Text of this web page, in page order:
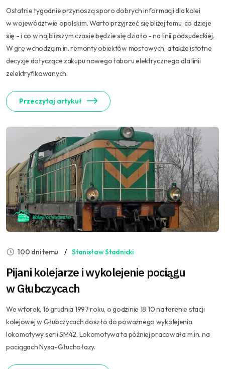
Ostatnie tygodnie przynoszą sporo dobrych informacji dla kolei
w województwie opolskim. Warto przyjrzeć się bliżej temu, co dzieje
się - i co w najbliższym czasie będzie się działo - na linii podsudeckiej.
W grę wchodzą m.in. remonty obiektów mostowych, a także istotne
decyzje dotyczące zakupu nowego taboru elektrycznego dla linii
zelektryfikowanych.
Przeczytaj artykuł
100 dni temu Stanisław Stadnicki
Pijani kolejarze i wykolejenie pociągu
w Głubczycach
We wtorek, 16 grudnia 1997 roku, o godzinie 18:10 na terenie stacji
kolejowej w Głubczycach doszło do poważnego wykolejenia
lokomotywy serii SM42. Lokomotywa ta później pracowała m.in. na
pociągach Nysa-Głuchołazy.